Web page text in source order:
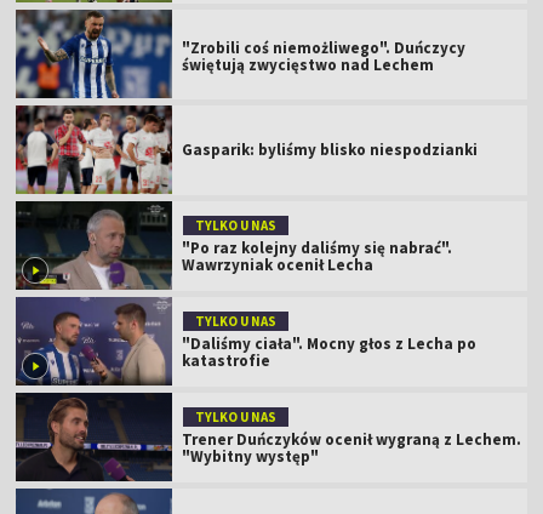
"Zrobili coś niemożliwego". Duńczycy
świętują zwycięstwo nad Lechem
Gasparik: byliśmy blisko niespodzianki
TYLKO U NAS
"Po raz kolejny daliśmy się nabrać".
Wawrzyniak ocenił Lecha
TYLKO U NAS
"Daliśmy ciała". Mocny głos z Lecha po
katastrofie
TYLKO U NAS
Trener Duńczyków ocenił wygraną z Lechem.
"Wybitny występ"